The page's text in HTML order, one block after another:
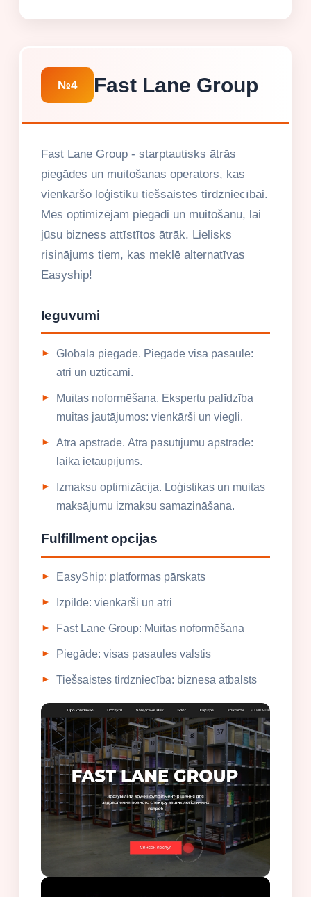
№4 Fast Lane Group
Fast Lane Group - starptautisks ātrās
piegādes un muitošanas operators, kas
vienkāršo loģistiku tiešsaistes tirdzniecībai.
Mēs optimizējam piegādi un muitošanu, lai
jūsu bizness attīstītos ātrāk. Lielisks
risinājums tiem, kas meklē alternatīvas
Easyship!
Ieguvumi
Globāla piegāde. Piegāde visā pasaulē:
ātri un uzticami.
Muitas noformēšana. Ekspertu palīdzība
muitas jautājumos: vienkārši un viegli.
Ātra apstrāde. Ātra pasūtījumu apstrāde:
laika ietaupījums.
Izmaksu optimizācija. Loģistikas un muitas
maksājumu izmaksu samazināšana.
Fulfillment opcijas
EasyShip: platformas pārskats
Izpilde: vienkārši un ātri
Fast Lane Group: Muitas noformēšana
Piegāde: visas pasaules valstis
Tiešsaistes tirdzniecība: biznesa atbalsts